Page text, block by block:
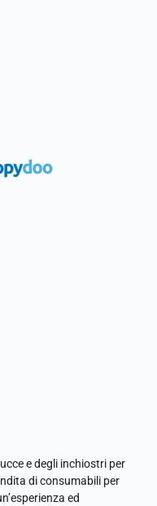
e degli inchiostri per
di consumabili per
ed